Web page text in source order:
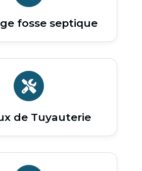
fosse septique
de Tuyauterie